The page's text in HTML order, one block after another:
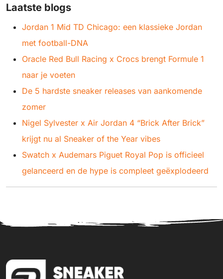
Laatste blogs
Jordan 1 Mid TD Chicago: een klassieke Jordan
met football-DNA
Oracle Red Bull Racing x Crocs brengt Formule 1
naar je voeten
De 5 hardste sneaker releases van aankomende
zomer
Nigel Sylvester x Air Jordan 4 “Brick After Brick”
krijgt nu al Sneaker of the Year vibes
Swatch x Audemars Piguet Royal Pop is officieel
gelanceerd en de hype is compleet geëxplodeerd